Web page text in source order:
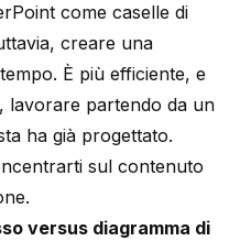
come caselle di
creare una
È più efficiente, e
lavorare partendo da un
ha già progettato.
sul contenuto
versus diagramma di